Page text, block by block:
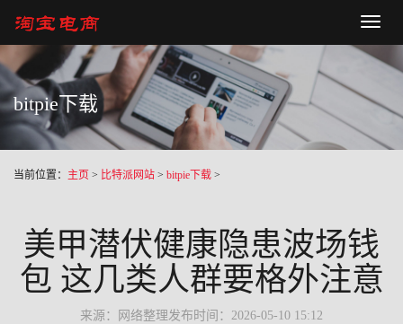
bitpie下载
当前位置： 主页 > 比特派网站 > bitpie下载 >
美甲潜伏健康隐患波场钱
包 这几类人群要格外注意
来源：网络整理 发布时间：2026-05-10 15:12